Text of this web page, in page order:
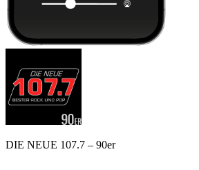
DIE NEUE 107.7 – 90er